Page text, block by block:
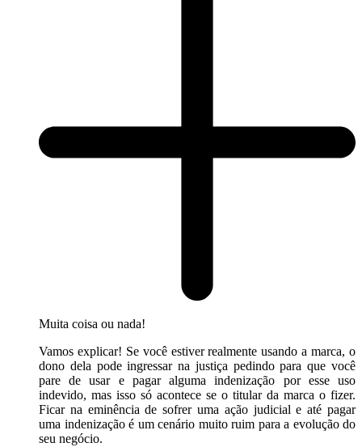
Muita coisa ou nada!
Vamos explicar! Se você estiver realmente usando a marca, o
dono dela pode ingressar na justiça pedindo para que você
pare de usar e pagar alguma indenização por esse uso
indevido, mas isso só acontece se o titular da marca o fizer.
Ficar na eminência de sofrer uma ação judicial e até pagar
uma indenização é um cenário muito ruim para a evolução do
seu negócio.